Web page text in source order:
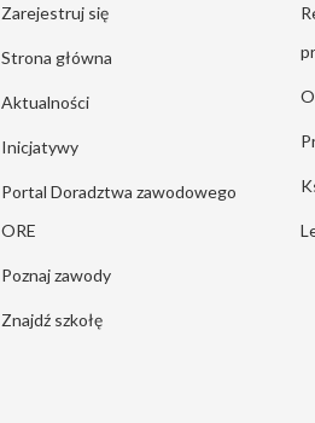
Zarejestruj się
Strona główna
Aktualności
Inicjatywy
Portal Doradztwa zawodowego
ORE
Poznaj zawody
Znajdź szkołę